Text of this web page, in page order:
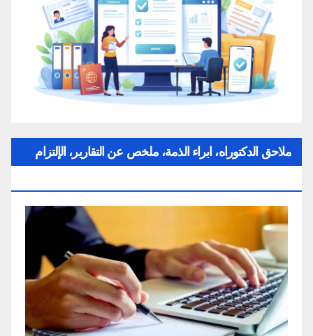
ملاحق الدكتوراه، ابراء الذمة، ملخص عن التقارير، الإلتزام